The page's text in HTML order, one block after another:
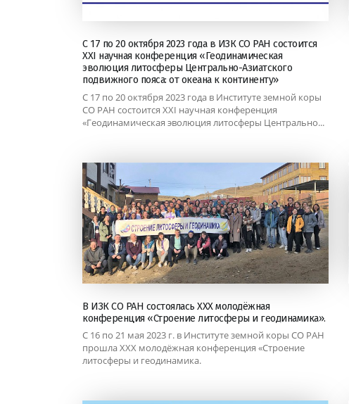
С 17 по 20 октября 2023 года в ИЗК СО РАН состоится
XXI научная конференция «Геодинамическая
эволюция литосферы Центрально-Азиатского
подвижного пояса: от океана к континенту»
С 17 по 20 октября 2023 года в Институте земной коры
СО РАН состоится XXI научная конференция
«Геодинамическая эволюция литосферы Центрально...
В ИЗК СО РАН состоялась XXX молодёжная
конференция «Строение литосферы и геодинамика».
С 16 по 21 мая 2023 г. в Институте земной коры СО РАН
прошла XXX молодёжная конференция «Строение
литосферы и геодинамика.